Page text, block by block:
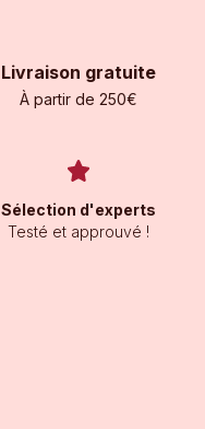
Livraison gratuite
À partir de 250€
Sélection d'experts
Testé et approuvé !